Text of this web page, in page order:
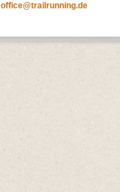
office@trailrunning.de